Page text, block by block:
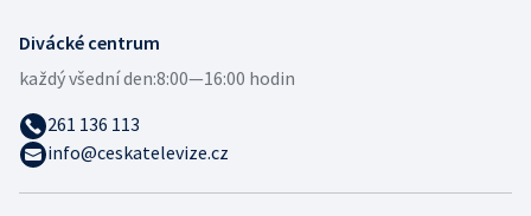
Divácké centrum
každý všední den:8:00—16:00 hodin
261 136 113
info@ceskatelevize.cz